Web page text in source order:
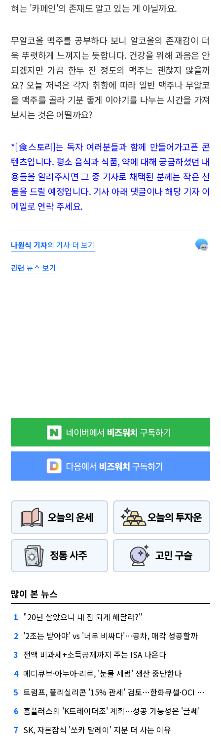
혀는 '카페인'의 존재도 알고 있는 게 아닐까요.
무알코올 맥주를 공부하다 보니 알코올의 존재감이 더
욱 뚜렷하게 느껴지는 듯합니다. 건강을 위해 과음은 안
되겠지만 가끔 한두 잔 정도의 맥주는 괜찮지 않을까
요? 오늘 저녁은 각자 취향에 따라 일반 맥주나 무알코
올 맥주를 골라 기분 좋게 이야기를 나누는 시간을 가져
보시는 것은 어떨까요?
*[食스토리]는 독자 여러분들과 함께 만들어가고픈 콘
텐츠입니다. 평소 음식과 식품, 약에 대해 궁금하셨던 내
용들을 알려주시면 그 중 기사로 채택된 분께는 작은 선
물을 드릴 예정입니다. 기사 아래 댓글이나 해당 기자 이
메일로 연락 주세요.
나원식 기자의 기사 더 보기
관련 뉴스 보기
많이 본 뉴스
1 "20년 살았으니 내 집 되게 해달라?"
2 '2조는 받아야' vs '너무 비싸다'…공차, 매각 성공할까
3 전액 비과세+소득공제까지 주는 ISA 나온다
4 메디큐브·아누아·리르, '눈물 세럼' 생산 중단한다
5 트럼프, 폴리실리콘 '15% 관세' 검토…한화큐셀·OCI 영향은?
6 홈플러스의 'K트레이더조' 계획…성공 가능성은 '글쎄'
7 SK, 자본잠식 '쏘카 말레이' 지분 더 사는 이유